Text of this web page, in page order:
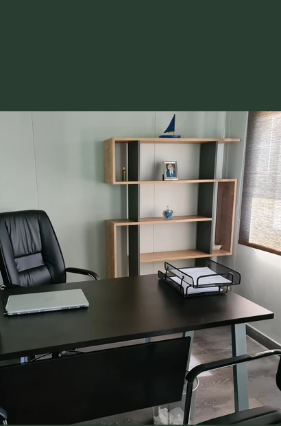
και αποθηκεύεται σε
και συσκευασία